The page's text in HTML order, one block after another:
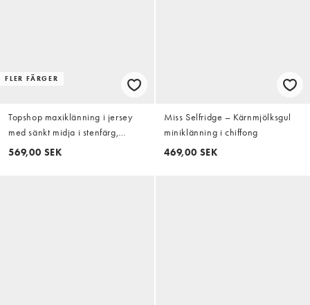
FLER FÄRGER
Topshop maxiklänning i jersey
med sänkt midja i stenfärg,
viskosmix
569,00 SEK
Miss Selfridge – Kärnmjölksgul
miniklänning i chiffong
469,00 SEK